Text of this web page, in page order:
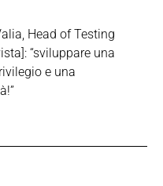
Head of Testing
“sviluppare una
e una